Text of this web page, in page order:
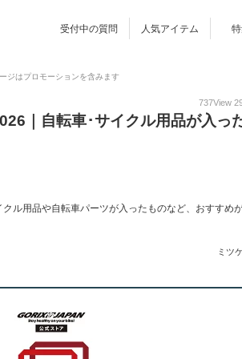
受付中の質問 人気アイテム
ジはプロモーションを含みます
737View
｜自転車･サイクル用品が入っ
ル用品や自転車パーツが入ったものなど、おすすめ
ミツ